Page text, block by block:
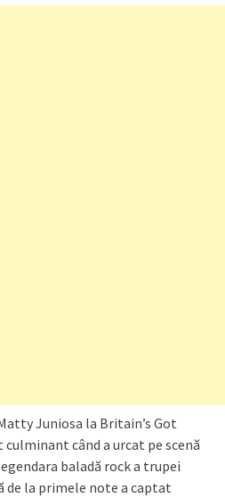
Juniosa la Britain’s Got
când a urcat pe scenă
baladă rock a trupei
de la primele note a captat